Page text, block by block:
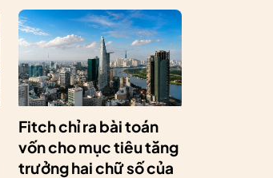
Fitch chỉ ra bài toán
vốn cho mục tiêu tăng
trưởng hai chữ số của